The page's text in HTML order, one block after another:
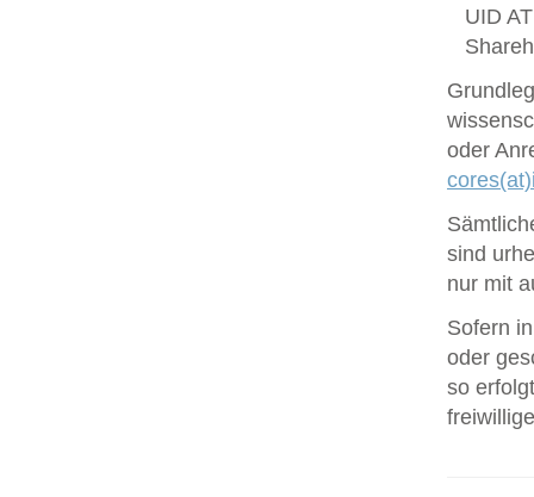
UID
oder
sind
nur mit
Sofern
oder
so